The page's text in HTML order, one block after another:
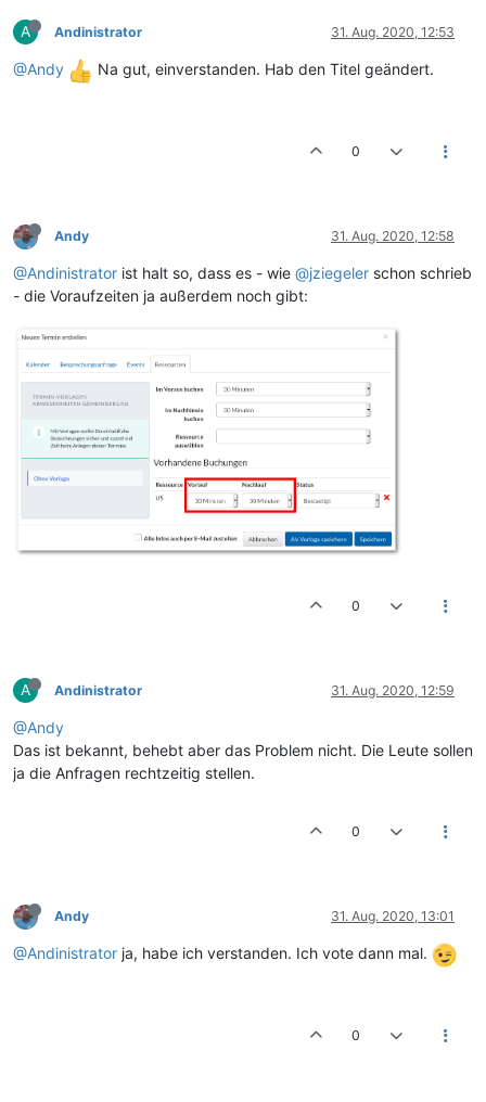
A Andinistrator 31. Aug. 2020, 12:53
@Andy Na gut, einverstanden. Hab den Titel geändert.
0
Andy 31. Aug. 2020, 12:58
@Andinistrator ist halt so, dass es - wie @jziegeler schon schrieb
- die Voraufzeiten ja außerdem noch gibt:
0
A Andinistrator 31. Aug. 2020, 12:59
@Andy
Das ist bekannt, behebt aber das Problem nicht. Die Leute sollen
ja die Anfragen rechtzeitig stellen.
0
Andy 31. Aug. 2020, 13:01
@Andinistrator ja, habe ich verstanden. Ich vote dann mal.
0